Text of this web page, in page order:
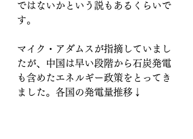
ではないかという説もあるくらいで
す。
マイク・アダムスが指摘していまし
たが、中国は早い段階から石炭発電
も含めたエネルギー政策をとってき
ました。各国の発電量推移↓